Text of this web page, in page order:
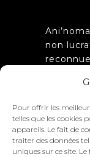
Pour offrir les
telles que les cookies
appareils. Le fait de
traiter des données
uniques sur ce site.
non
Côte